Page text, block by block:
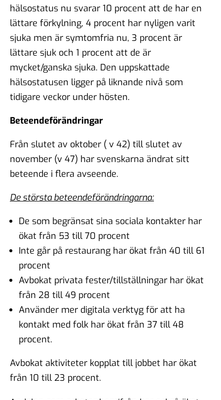
hälsostatus nu svarar 10 procent att de har en
lättare förkylning, 4 procent har nyligen varit
sjuka men är symtomfria nu, 3 procent är
lättare sjuk och 1 procent att de är
mycket/ganska sjuka. Den uppskattade
hälsostatusen ligger på liknande nivå som
tidigare veckor under hösten.
Beteendeförändringar
Från slutet av oktober ( v 42) till slutet av
november (v 47) har svenskarna ändrat sitt
beteende i flera avseende.
De största beteendeförändringarna:
De som begränsat sina sociala kontakter har
ökat från 53 till 70 procent
Inte går på restaurang har ökat från 40 till 61
procent
Avbokat privata fester/tillställningar har ökat
från 28 till 49 procent
Använder mer digitala verktyg för att ha
kontakt med folk har ökat från 37 till 48
procent.
Avbokat aktiviteter kopplat till jobbet har ökat
från 10 till 23 procent.